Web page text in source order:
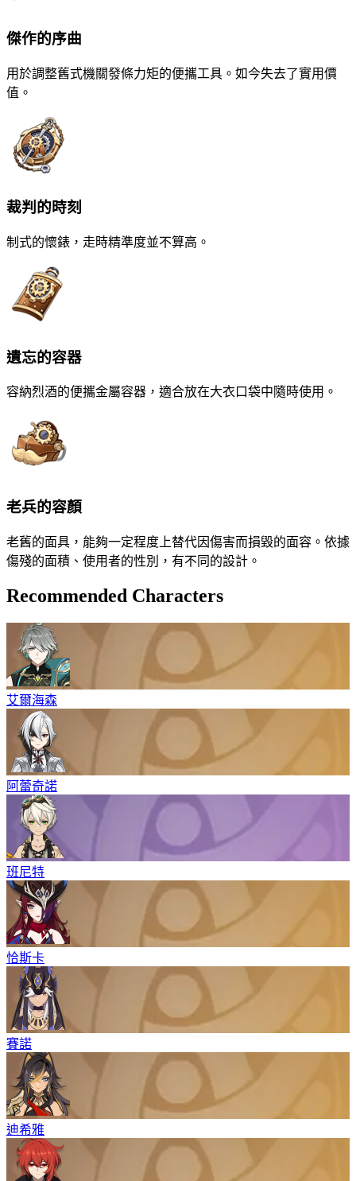
傑作的序曲
用於調整舊式機關發條力矩的便攜工具。如今失去了實用價
值。
裁判的時刻
制式的懷錶，走時精準度並不算高。
遺忘的容器
容納烈酒的便攜金屬容器，適合放在大衣口袋中隨時使用。
老兵的容顏
老舊的面具，能夠一定程度上替代因傷害而損毀的面容。依據
傷殘的面積、使用者的性別，有不同的設計。
Recommended Characters
艾爾海森
阿蕾奇諾
班尼特
恰斯卡
賽諾
迪希雅